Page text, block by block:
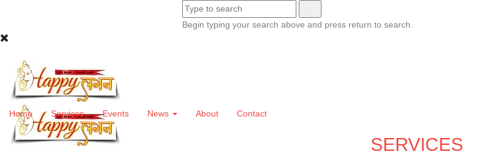
Begin typing your search above and press return to search.
Home Services Events News About Contact
SERVICES